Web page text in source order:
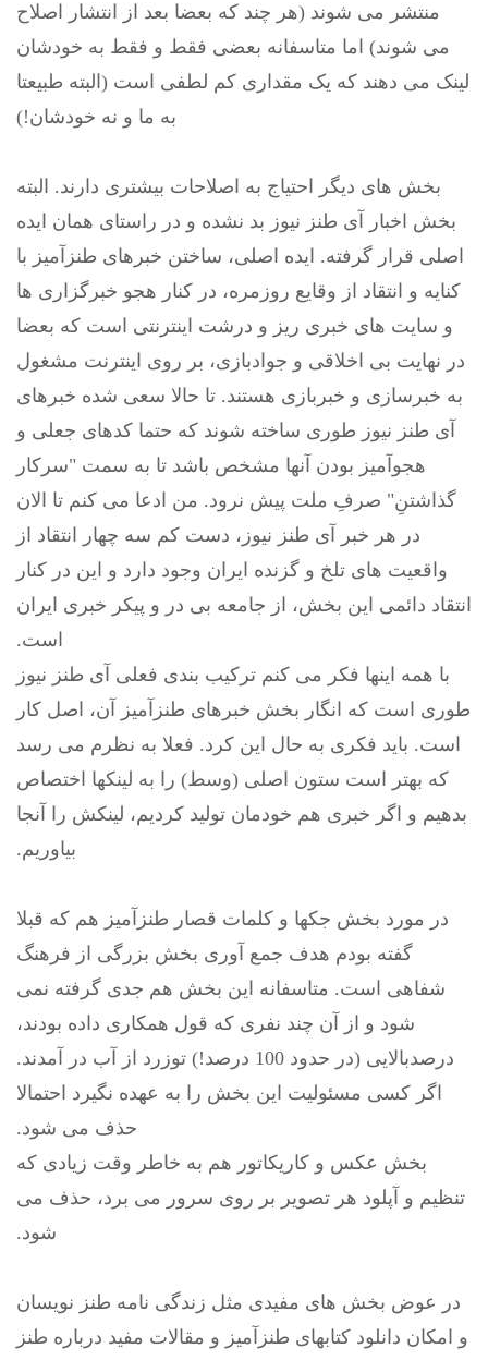
منتشر می شوند (هر چند که بعضا بعد از انتشار اصلاح
می شوند) اما متاسفانه بعضی فقط و فقط به خودشان
لینک می دهند که یک مقداری کم لطفی است (البته طبیعتا
به ما و نه خودشان!)
بخش های دیگر احتیاج به اصلاحات بیشتری دارند. البته
بخش اخبار آی طنز نیوز بد نشده و در راستای همان ایده
اصلی قرار گرفته. ایده اصلی، ساختن خبرهای طنزآمیز با
کنایه و انتقاد از وقایع روزمره، در کنار هجو خبرگزاری ها
و سایت های خبری ریز و درشت اینترنتی است که بعضا
در نهایت بی اخلاقی و جوادبازی، بر روی اینترنت مشغول
به خبرسازی و خبربازی هستند. تا حالا سعی شده خبرهای
آی طنز نیوز طوری ساخته شوند که حتما کدهای جعلی و
هجوآمیز بودن آنها مشخص باشد تا به سمت "سرکار
گذاشتنِ" صرفِ ملت پیش نرود. من ادعا می کنم تا الان
در هر خبر آی طنز نیوز، دست کم سه چهار انتقاد از
واقعیت های تلخ و گزنده ایران وجود دارد و این در کنار
انتقاد دائمی این بخش، از جامعه بی در و پیکر خبری ایران
است.
با همه اینها فکر می کنم ترکیب بندی فعلی آی طنز نیوز
طوری است که انگار بخش خبرهای طنزآمیز آن، اصل کار
است. باید فکری به حال این کرد. فعلا به نظرم می رسد
که بهتر است ستون اصلی (وسط) را به لینکها اختصاص
بدهیم و اگر خبری هم خودمان تولید کردیم، لینکش را آنجا
بیاوریم.
در مورد بخش جکها و کلمات قصار طنزآمیز هم که قبلا
گفته بودم هدف جمع آوری بخش بزرگی از فرهنگ
شفاهی است. متاسفانه این بخش هم جدی گرفته نمی
شود و از آن چند نفری که قول همکاری داده بودند،
درصدبالایی (در حدود 100 درصد!) توزرد از آب در آمدند.
اگر کسی مسئولیت این بخش را به عهده نگیرد احتمالا
حذف می شود.
بخش عکس و کاریکاتور هم به خاطر وقت زیادی که
تنظیم و آپلود هر تصویر بر روی سرور می برد، حذف می
شود.
در عوض بخش های مفیدی مثل زندگی نامه طنز نویسان
و امکان دانلود کتابهای طنزآمیز و مقالات مفید درباره طنز